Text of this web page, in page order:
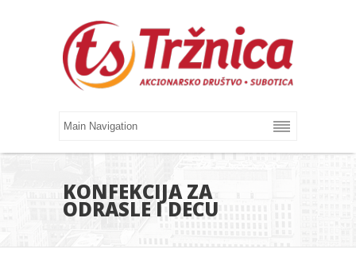
KONFEKCIJA ZA
ODRASLE I DECU